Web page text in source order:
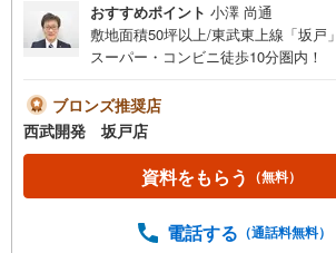
おすすめポイント 小澤 尚通
敷地面積50坪以上/東武東上線「坂戸
スーパー・コンビニ徒歩10分圏内！
ブロンズ推奨店
西武開発 坂戸店
資料をもらう （無料）
電話する （通話料無料）